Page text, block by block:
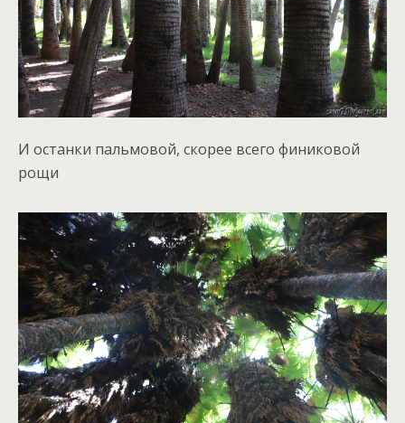
И останки пальмовой, скорее всего финиковой
рощи